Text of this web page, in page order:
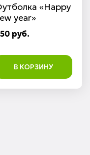
«Happy
year»
руб.
В КОРЗИНУ